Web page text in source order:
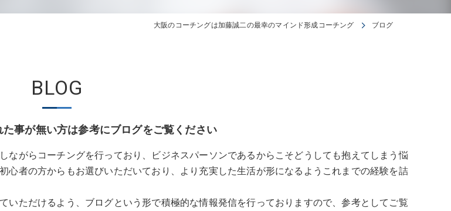
大阪のコーチングは加藤誠二の最幸のマインド形成コーチング ブログ
BLOG
事が無い方は参考にブログをご覧ください
がらコーチングを行っており、ビジネスパーソンであるからこそどうしても抱えてしまう悩
者の方からもお選びいただいており、より充実した生活が形になるようこれまでの経験を詰
ただけるよう、ブログという形で積極的な情報発信を行っておりますので、参考としてご覧